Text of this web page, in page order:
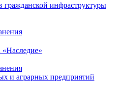
гражданской инфраструктуры
и аграрных предприятий